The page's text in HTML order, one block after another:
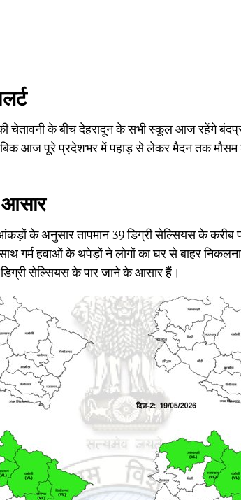
चेतावनी के बीच देहरादून के सभी स्कूल आज रहेंगे
आज पूरे प्रदेशभर में पहाड़ से लेकर मैदन तक
आसार
आंकड़ों के अनुसार तापमान 39 डिग्री सेल्सियस के
गर्म हवाओं के थपेड़ों ने लोगों का घर से बाहर
सेल्सियस के पार जाने के आसार हैं।